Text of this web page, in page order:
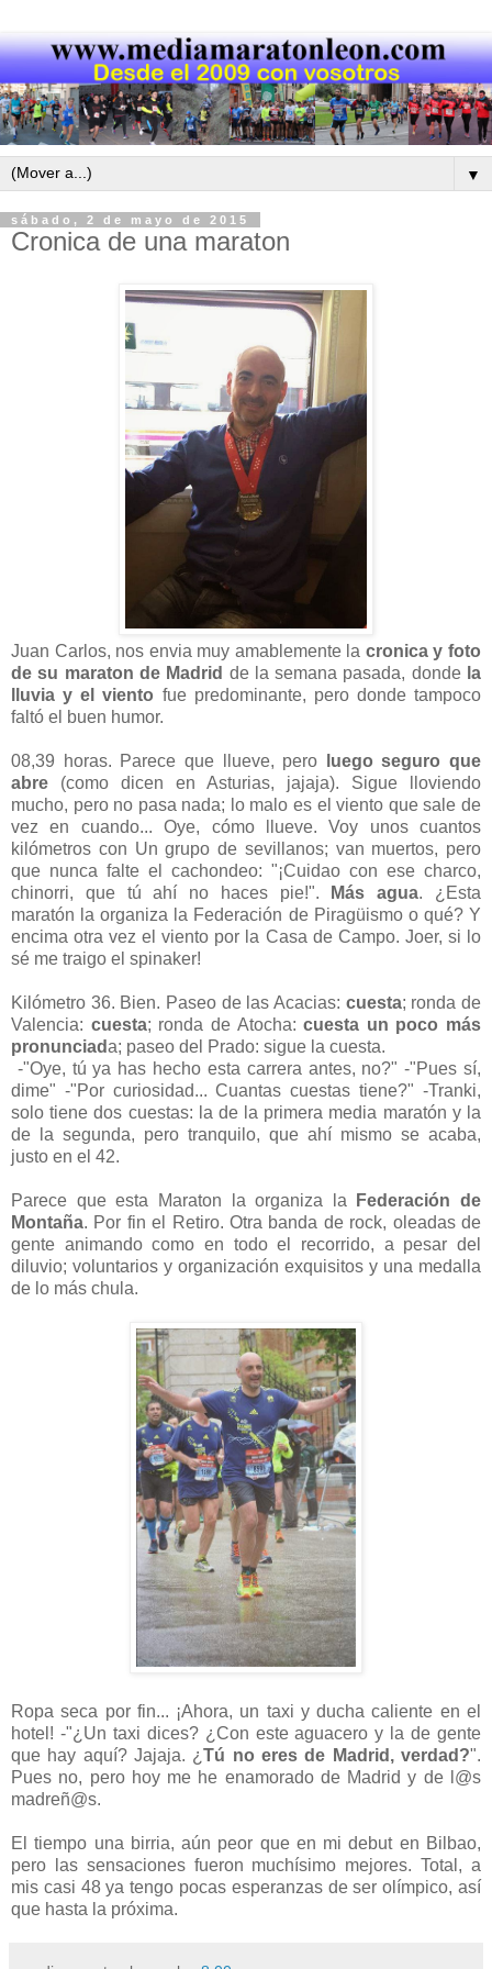
▼
sábado, 2 de mayo de 2015
Cronica de una maraton
Juan Carlos, nos envia muy amablemente la cronica y foto
de su maraton de Madrid de la semana pasada, donde la
lluvia y el viento fue predominante, pero donde tampoco
faltó el buen humor.
08,39 horas. Parece que llueve, pero
luego seguro que
abre (como dicen en Asturias, jajaja). Sigue lloviendo
mucho, pero no pasa nada; lo malo es el viento que sale de
vez en cuando... Oye, cómo llueve. Voy unos cuantos
kilómetros con Un grupo de sevillanos; van muertos, pero
que nunca falte el cachondeo: "¡Cuidao con ese charco,
chinorri, que tú ahí no haces pie!". Más agua. ¿Esta
maratón la organiza la Federación de Piragüismo o qué? Y
encima otra vez el viento por la Casa de Campo. Joer, si lo
sé me traigo el spinaker!
Kilómetro 36. Bien. Paseo de las Acacias: cuesta; ronda de
Valencia: cuesta; ronda de Atocha:cuesta un poco más
pronunciada; paseo del Prado: sigue la cuesta.
-"Oye, tú ya has hecho esta carrera antes, no?" -"Pues sí,
dime" -"Por curiosidad... Cuantas cuestas tiene?" -Tranki,
solo tiene dos cuestas: la de la primera media maratón y la
de la segunda, pero tranquilo, que ahí mismo se acaba,
justo en el 42.
Parece que esta Maraton la organiza la Federación de
Montaña. Por fin el Retiro. Otra banda de rock, oleadas de
gente animando como en todo el recorrido, a pesar del
diluvio; voluntarios y organización exquisitos y una medalla
de lo más chula.
Ropa seca por fin... ¡Ahora, un taxi y ducha caliente en el
hotel! -"¿Un taxi dices? ¿Con este aguacero y la de gente
que hay aquí? Jajaja. ¿Tú no eres de Madrid, verdad?".
Pues no, pero hoy me he enamorado de Madrid y de l@s
madreñ@s.
El tiempo una birria, aún peor que en mi debut en Bilbao,
pero las sensaciones fueron muchísimo mejores. Total, a
mis casi 48 ya tengo pocas esperanzas de ser olímpico, así
que hasta la próxima.